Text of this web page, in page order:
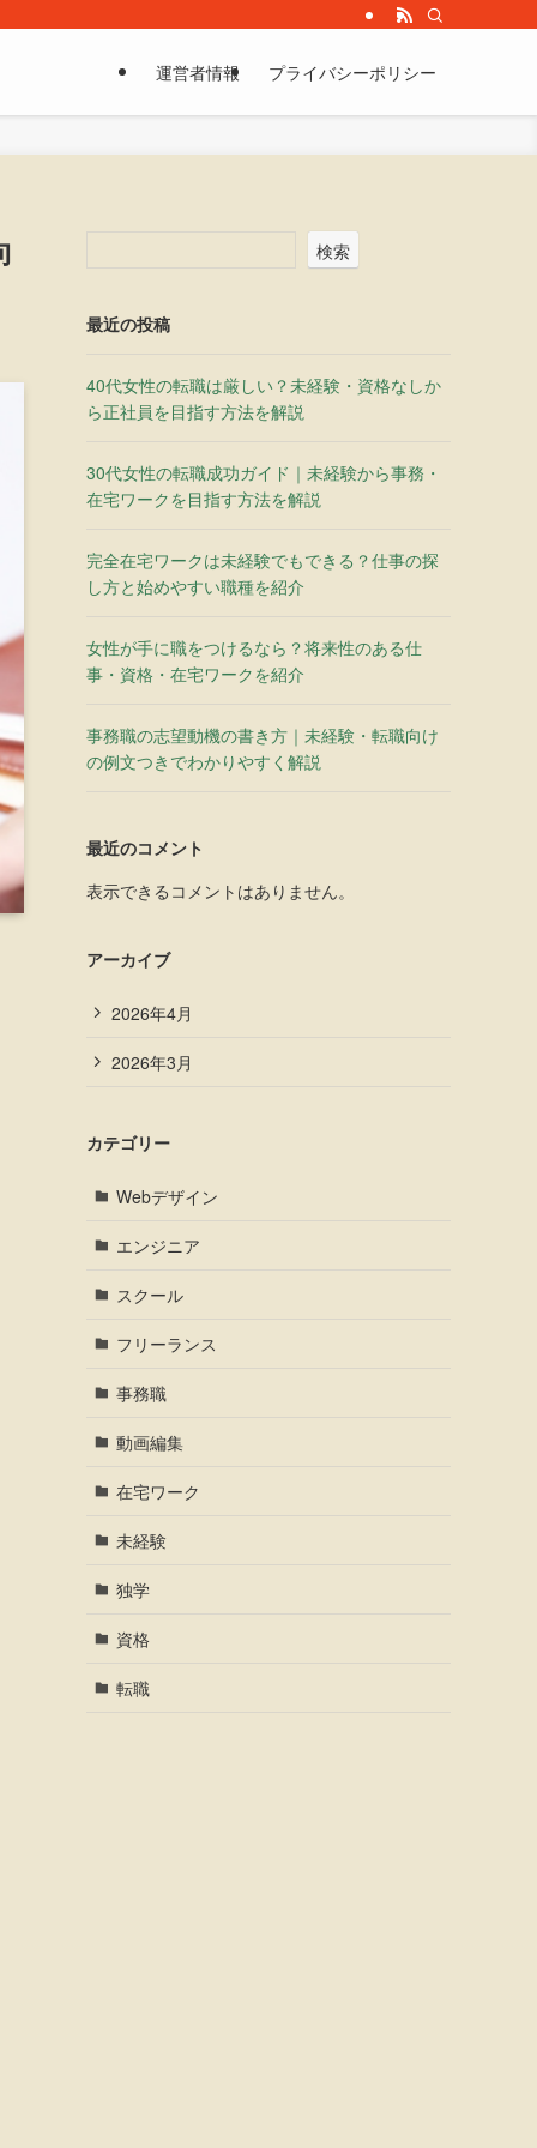
運営者情報 プライバシーポリシー
検索
最近の投稿
40代女性の転職は厳しい？未経験・資格なしか
ら正社員を目指す方法を解説
30代女性の転職成功ガイド｜未経験から事務・
在宅ワークを目指す方法を解説
完全在宅ワークは未経験でもできる？仕事の探
し方と始めやすい職種を紹介
女性が手に職をつけるなら？将来性のある仕
事・資格・在宅ワークを紹介
事務職の志望動機の書き方｜未経験・転職向け
の例文つきでわかりやすく解説
最近のコメント
表示できるコメントはありません。
アーカイブ
2026年4月
2026年3月
カテゴリー
Webデザイン
エンジニア
スクール
フリーランス
事務職
動画編集
在宅ワーク
未経験
独学
資格
転職